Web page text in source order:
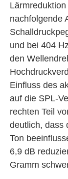
nachfolgende
und bei 404
den
Einfluss des
auf die SPL-
rechten Teil
deutlich, dass
Ton
6,9 dB
Gramm